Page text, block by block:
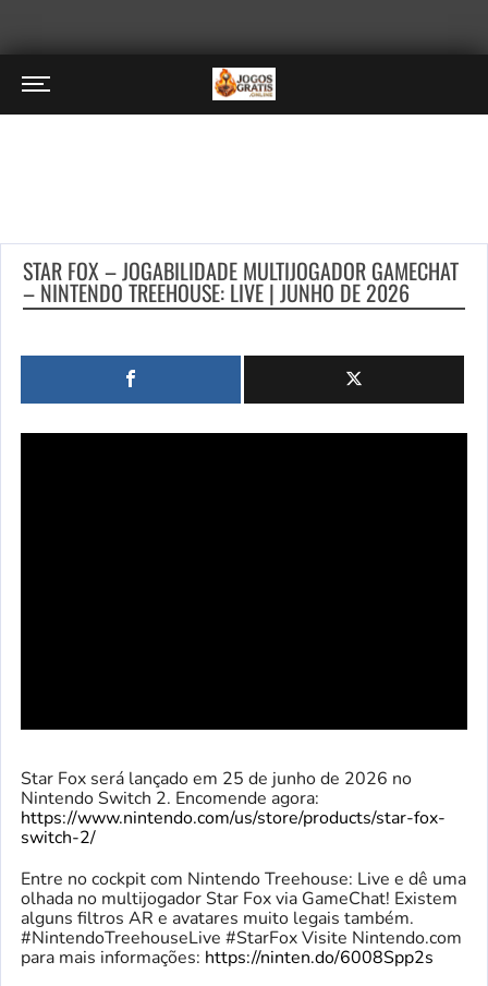
STAR FOX – JOGABILIDADE MULTIJOGADOR GAMECHAT
– NINTENDO TREEHOUSE: LIVE | JUNHO DE 2026
Star Fox será lançado em 25 de junho de 2026 no
Nintendo Switch 2. Encomende agora:
https://www.nintendo.com/us/store/products/star-fox-
switch-2/
Entre no cockpit com Nintendo Treehouse: Live e dê uma
olhada no multijogador Star Fox via GameChat! Existem
alguns filtros AR e avatares muito legais também.
#NintendoTreehouseLive #StarFox Visite Nintendo.com
para mais informações: https://ninten.do/6008Spp2s